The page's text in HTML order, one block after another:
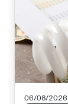
06/08/2026